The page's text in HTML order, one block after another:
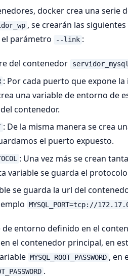
docker crea una serie
, se crearán las
parámetro
--link :
del contenedor servidor_mysql
: Por cada puerto que expone
una variable de entorno de
contenedor.
: De la misma manera se crea
el puerto expuesto.
: Una vez más se crean
variable se guarda el
se guarda la url del
MYSQL_PORT=tcp://
entorno definido en el
el contenedor principal, en
MYSQL_ROOT_PASSWORD , en
.